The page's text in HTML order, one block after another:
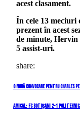
acest clasament.
În cele 13 meciuri
prezent în acest
de minute, Hervin
5 assist-uri.
share:
Navigare
în
Previous
O nouă convocare pentru Charles
Next
Amical: FC Botoșani 2-1